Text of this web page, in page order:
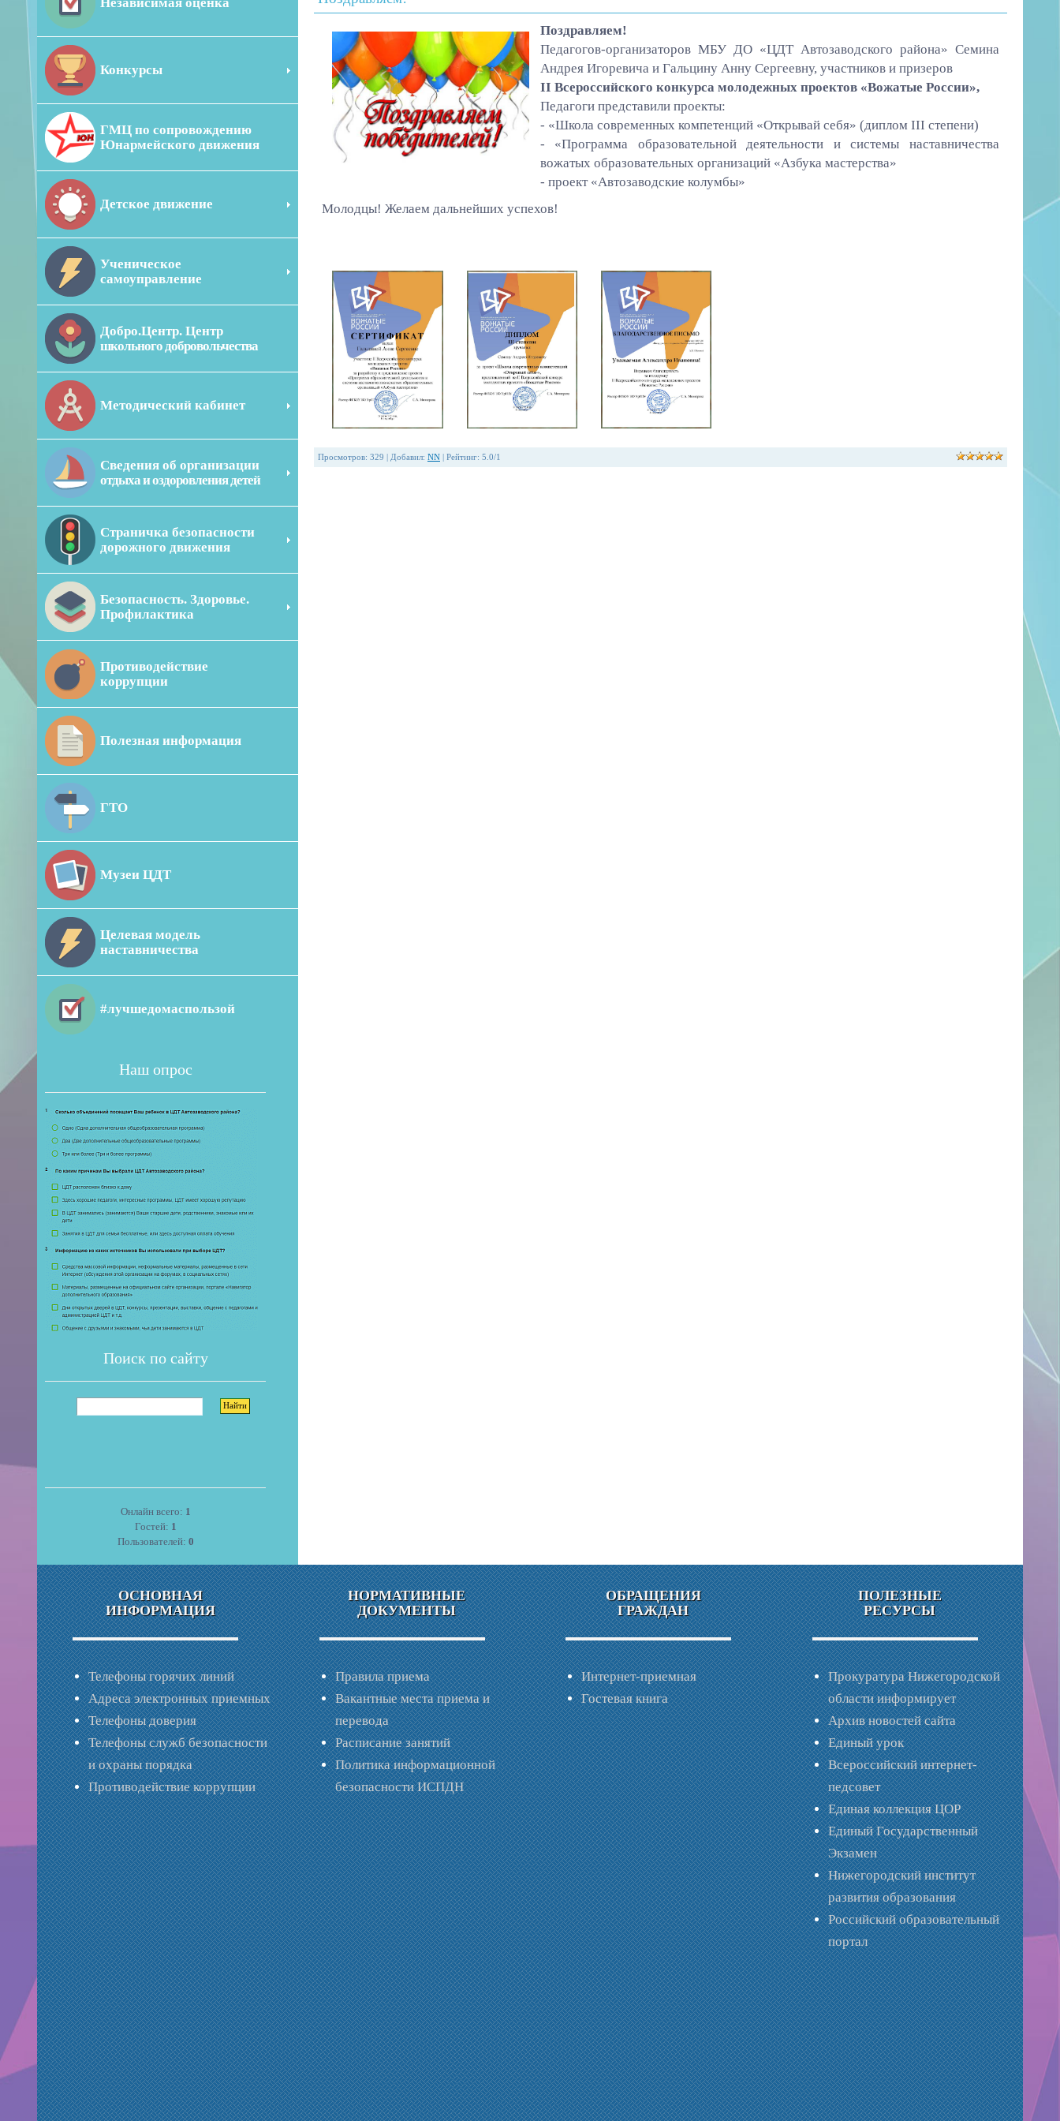
Конкурсы
ГМЦ по сопровождению
Юнармейского движения
Детское движение
Ученическое
самоуправление
Добро.Центр. Центр
школьного добровольчества
Методический кабинет
Сведения об организации
отдыха и оздоровления детей
Страничка безопасности
дорожного движения
Безопасность. Здоровье.
Профилактика
Противодействие
коррупции
Полезная информация
ГТО
Музеи ЦДТ
Целевая модель
наставничества
#лучшедомаспользой
Наш опрос
Поиск по сайту
Онлайн всего: 1
Гостей: 1
Пользователей: 0
Поздравляем!
Педагогов-организаторов МБУ ДО «ЦДТ Автозаводского района» Семина
Андрея Игоревича и Гальцину Анну Сергеевну, участников и призеров
II Всероссийского конкурса молодежных проектов «Вожатые России»,
Педагоги представили проекты:
- «Школа современных компетенций «Открывай себя» (диплом III степени)
- «Программа образовательной деятельности и системы наставничества
вожатых образовательных организаций «Азбука мастерства»
- проект «Автозаводские колумбы»
Молодцы! Желаем дальнейших успехов!
Просмотров: 329 Добавил: NN Рейтинг: 5.0/1
ОСНОВНАЯ
ИНФОРМАЦИЯ
Телефоны горячих линий
Адреса электронных приемных
Телефоны доверия
Телефоны служб безопасности
и охраны порядка
Противодействие коррупции
НОРМАТИВНЫЕ
ДОКУМЕНТЫ
Правила приема
Вакантные места приема и
перевода
Расписание занятий
Политика информационной
безопасности ИСПДН
ОБРАЩЕНИЯ
ГРАЖДАН
Интернет-приемная
Гостевая книга
ПОЛЕЗНЫЕ
РЕСУРСЫ
Прокуратура Нижегородской
области информирует
Архив новостей сайта
Единый урок
Всероссийский интернет-
педсовет
Единая коллекция ЦОР
Единый Государственный
Экзамен
Нижегородский институт
развития образования
Российский образовательный
портал